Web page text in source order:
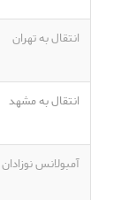
انتقال به تهران
انتقال به مشهد
آمبولانس نوزادان